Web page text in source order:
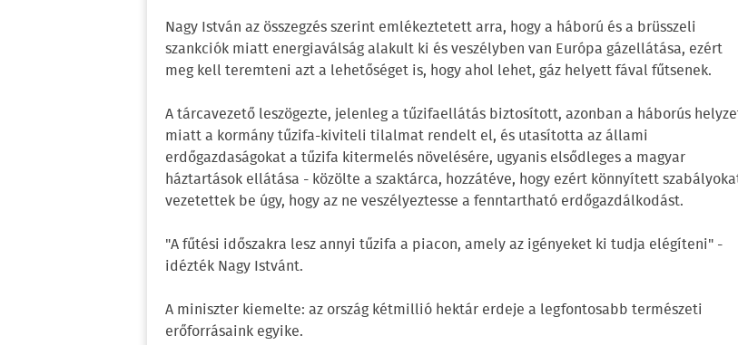
Nagy István az összegzés szerint emlékeztetett arra, hogy a háború és a brüsszeli
szankciók miatt energiaválság alakult ki és veszélyben van Európa gázellátása, ezért
meg kell teremteni azt a lehetőséget is, hogy ahol lehet, gáz helyett fával fűtsenek.
A tárcavezető leszögezte, jelenleg a tűzifaellátás biztosított, azonban a háborús
miatt a kormány tűzifa-kiviteli tilalmat rendelt el, és utasította az állami
erdőgazdaságokat a tűzifa kitermelés növelésére, ugyanis elsődleges a magyar
háztartások ellátása - közölte a szaktárca, hozzátéve, hogy ezért könnyített
vezetettek be úgy, hogy az ne veszélyeztesse a fenntartható erdőgazdálkodást.
"A fűtési időszakra lesz annyi tűzifa a piacon, amely az igényeket ki tudja elégíteni" -
idézték Nagy Istvánt.
A miniszter kiemelte: az ország kétmillió hektár erdeje a legfontosabb természeti
erőforrásaink egyike.